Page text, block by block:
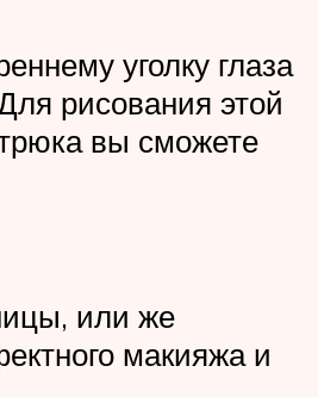
уголку глаза
рисования этой
вы сможете
или же
макияжа и